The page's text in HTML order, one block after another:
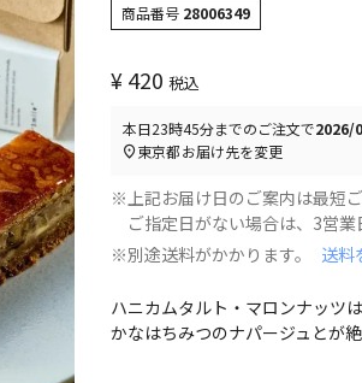
商品番号 28006349
¥420 税込
本日23時45分までのご注文で2026/
東京都お届け先を変更
※上記お届け日のご案内は最短
ご指定日がない場合は、3営
※別途送料がかかります。
送料
ハニカムタルト・マロンナッツ
かなはちみつのナパージュとが